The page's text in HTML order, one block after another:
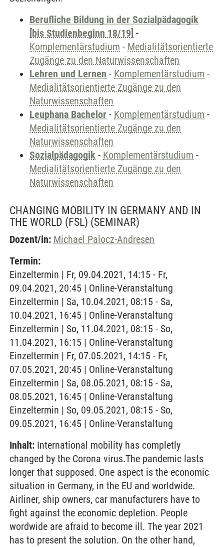
Berufliche Bildung in der Sozialpädagogik
[bis Studienbeginn 18/19] -
Komplementärstudium - Medialitätsorientierte
Zugänge zu den Naturwissenschaften
Lehren und Lernen - Komplementärstudium -
Medialitätsorientierte Zugänge zu den
Naturwissenschaften
Leuphana Bachelor - Komplementärstudium -
Medialitätsorientierte Zugänge zu den
Naturwissenschaften
Sozialpädagogik - Komplementärstudium -
Medialitätsorientierte Zugänge zu den
Naturwissenschaften
CHANGING MOBILITY IN GERMANY AND IN
THE WORLD (FSL) (SEMINAR)
Dozent/in: Michael Palocz-Andresen
Termin:
Einzeltermin | Fr, 09.04.2021, 14:15 - Fr,
09.04.2021, 20:45 | Online-Veranstaltung
Einzeltermin | Sa, 10.04.2021, 08:15 - Sa,
10.04.2021, 16:45 | Online-Veranstaltung
Einzeltermin | So, 11.04.2021, 08:15 - So,
11.04.2021, 16:15 | Online-Veranstaltung
Einzeltermin | Fr, 07.05.2021, 14:15 - Fr,
07.05.2021, 20:45 | Online-Veranstaltung
Einzeltermin | Sa, 08.05.2021, 08:15 - Sa,
08.05.2021, 16:45 | Online-Veranstaltung
Einzeltermin | So, 09.05.2021, 08:15 - So,
09.05.2021, 16:45 | Online-Veranstaltung
Inhalt: International mobility has completly
changed by the Corona virus.The pandemic lasts
longer that supposed. One aspect is the economic
situation in Germany, in the EU and worldwide.
Airliner, ship owners, car manufacturers have to
fight against the economic depletion. People
wordwide are afraid to become ill. The year 2021
has to present the solution. On the other hand,